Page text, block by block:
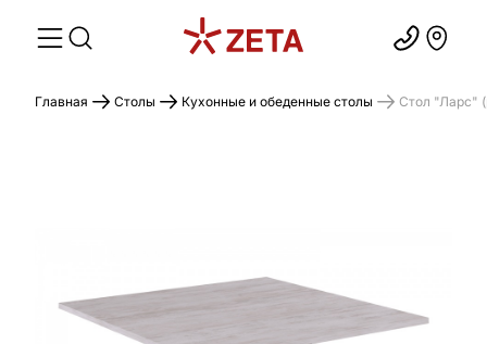
Главная Столы Кухонные и обеденные столы Стол "Ларс"